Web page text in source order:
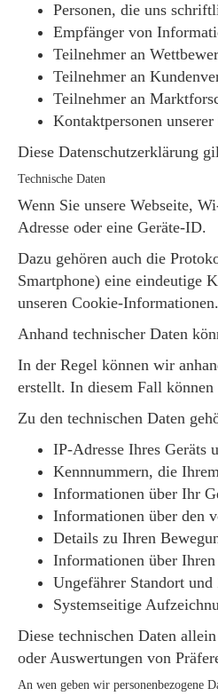
Personen, die uns
Empfänger von
Teilnehmer an
Teilnehmer an
Teilnehmer an
Kontaktpersonen
Diese Datenschutzerklärung
Technische Daten
Wenn Sie unsere Webseite,
Adresse oder eine Geräte-ID.
Dazu gehören auch die
Smartphone) eine eindeutige
unseren Cookie-Informationen.
Anhand technischer Daten
In der Regel können wir
erstellt. In diesem Fall
Zu den technischen Daten
IP-Adresse Ihres Geräts
Kennnummern, die
Informationen über Ihr
Informationen über den
Details zu Ihren
Informationen über
Ungefährer Standort
Systemseitige
Diese technischen Daten
oder Auswertungen von
An wen geben wir personenbezogene